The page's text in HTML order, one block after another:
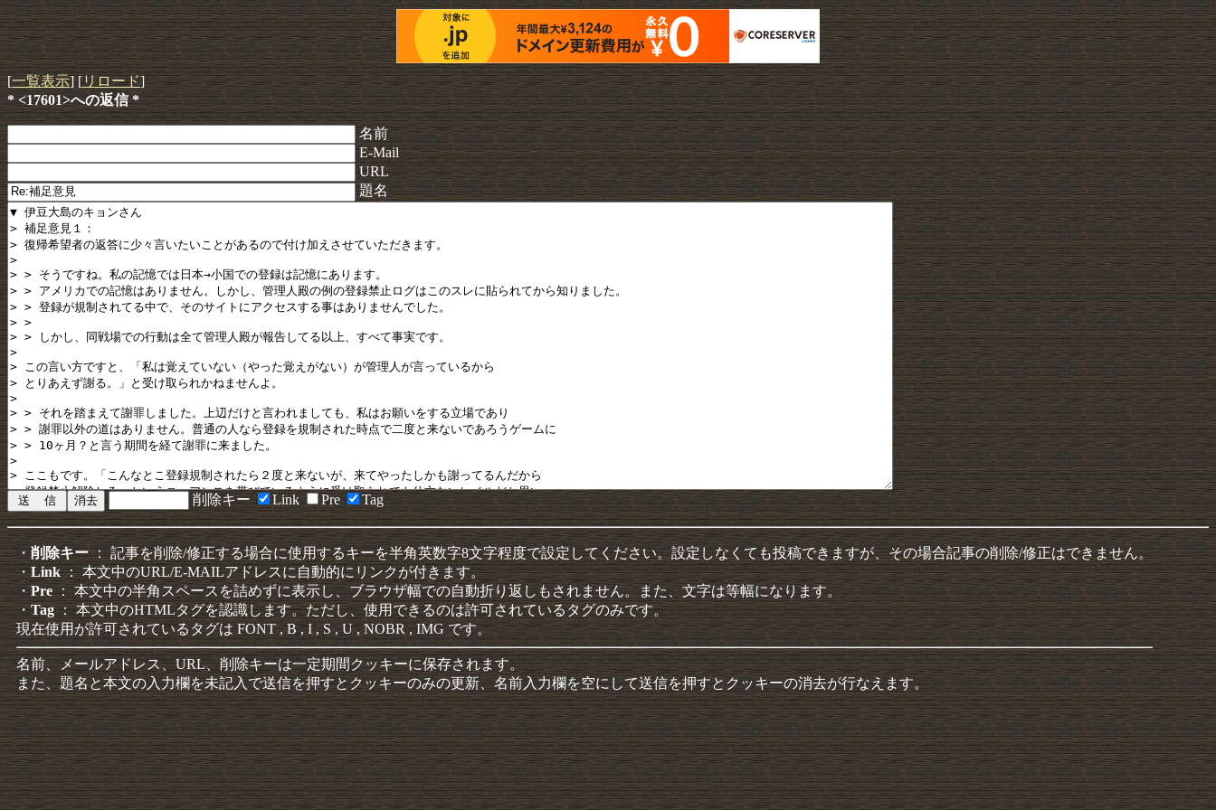
[一覧表示] [リロード]
* <17601>への返信 *
名前
E-Mail
URL
題名
削除キー Link Pre Tag
・ 削除キー： 記事を削除/修正する場合に使用するキーを半角英数字8文字程度で設定してください。設定しなくても投稿できますが、その場合記事の削除/修正はできません。
・Link： 本文中のURL/E-MAILアドレスに自動的にリンクが付きます。
・Pre ： 本文中の半角スペースを詰めずに表示し、ブラウザ幅での自動折り返しもされません。また、文字は等幅になります。
・Tag： 本文中のHTMLタグを認識します。ただし、使用できるのは許可されているタグのみです。
現在使用が許可されているタグは FONT , B , I , S , U , NOBR , IMG です。
名前、メールアドレス、URL、削除キーは一定期間クッキーに保存されます。
また、題名と本文の入力欄を未記入で送信を押すとクッキーのみの更新、名前入力欄を空にして送信を押すとクッキーの消去が行なえます。